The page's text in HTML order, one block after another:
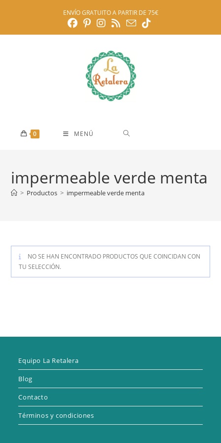
ENVÍO GRATUITO A PARTIR DE 75€
0 MENÚ
impermeable verde menta
> Productos > impermeable verde menta
NO SE HAN ENCONTRADO PRODUCTOS QUE COINCIDAN CON
TU SELECCIÓN.
Equipo La Retalera
Blog
Contacto
Términos y condiciones